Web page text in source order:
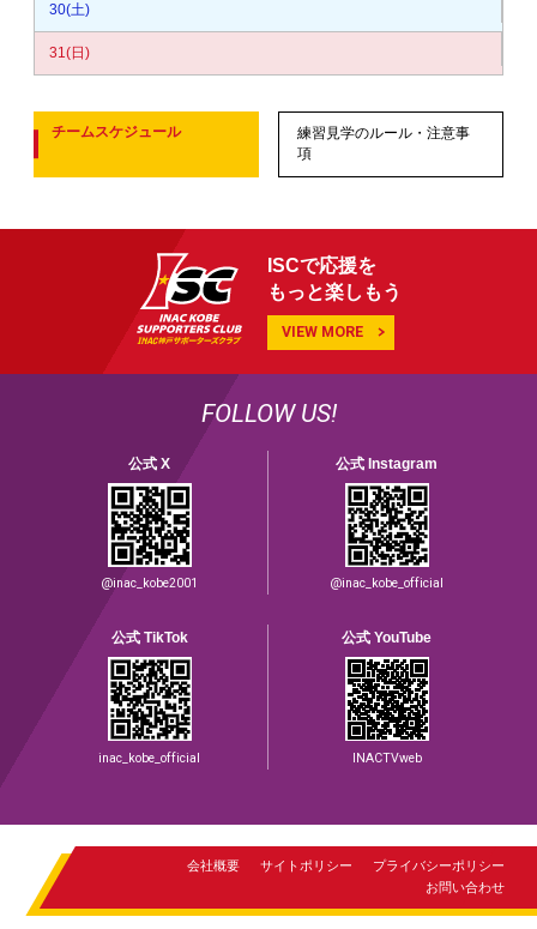
30(土)
31(日)
チームスケジュール
練習見学のルール・注意事
項
ISCで応援を
もっと楽しもう
VIEW MORE
FOLLOW US!
公式 X
@inac_kobe2001
公式 Instagram
@inac_kobe_official
公式 TikTok
inac_kobe_official
公式 YouTube
INACTVweb
会社概要 サイトポリシー
プライバシーポリシー
お問い合わせ